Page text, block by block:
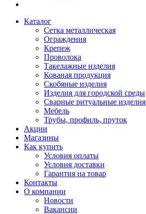
Каталог
Сетка металлическая
Ограждения
Крепеж
Проволока
Такелажные изделия
Кованая продукция
Скобяные изделия
Изделия для городской среды
Сварные ритуальные изделия
Мебель
Трубы, профиль, пруток
Акции
Магазины
Как купить
Условия оплаты
Условия доставки
Гарантия на товар
Контакты
О компании
Новости
Вакансии